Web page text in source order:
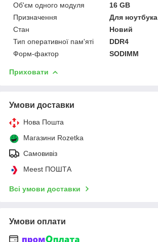
Об'єм одного модуля
16 GB
Призначення
Для ноутбука
Стан
Новий
Тип оперативної пам'яті
DDR4
Форм-фактор
SODIMM
Приховати
Умови доставки
Нова Пошта
Магазини Rozetka
Самовивіз
Meest ПОШТА
Всі умови доставки
Умови оплати